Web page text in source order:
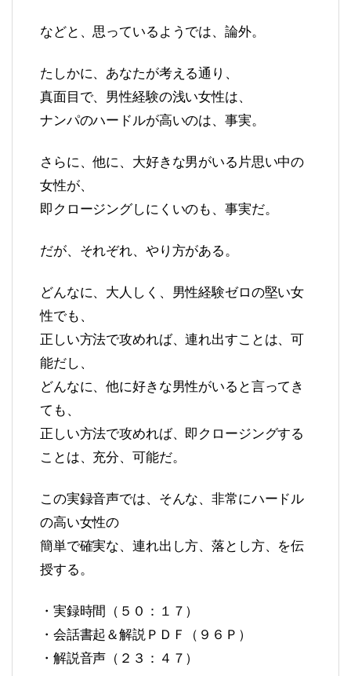
などと、思っているようでは、論外。
たしかに、あなたが考える通り、
真面目で、男性経験の浅い女性は、
ナンパのハードルが高いのは、事実。
さらに、他に、大好きな男がいる片思い中の
女性が、
即クロージングしにくいのも、事実だ。
だが、それぞれ、やり方がある。
どんなに、大人しく、男性経験ゼロの堅い女
性でも、
正しい方法で攻めれば、連れ出すことは、可
能だし、
どんなに、他に好きな男性がいると言ってき
ても、
正しい方法で攻めれば、即クロージングする
ことは、充分、可能だ。
この実録音声では、そんな、非常にハードル
の高い女性の
簡単で確実な、連れ出し方、落とし方、を伝
授する。
・実録時間（５０：１７）
・会話書起＆解説ＰＤＦ（９６Ｐ）
・解説音声（２３：４７）